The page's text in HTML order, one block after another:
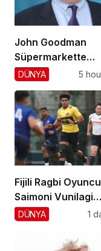
John Goodman
Süpermarkette
Hayranlarını
DÜNYA 5
Fijili Ragbi
Saimoni Vunilagi
Hayatını Kaybetti
DÜNYA 1